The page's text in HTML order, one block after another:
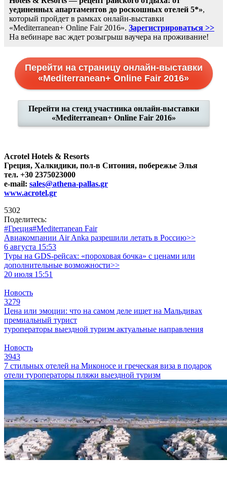
уединенных апартаментов до роскошных отелей 5*»,
который пройдет в рамках онлайн-выставки
«Mediterranean+ Online Fair 2016». Зарегистрироваться >>
На вебинаре вас ждет розыгрыш ваучера на проживание!
Перейти на страницу онлайн-выставки
«Mediterranean+ Online Fair 2016»
Перейти на стенд участника онлайн-выставки
«Mediterranean+ Online Fair 2016»
Acrotel Hotels & Resorts
Греция, Халкидики, пол-в Ситония, побережье Элья
тел. +30 2375023000
e-mail: sales@athena-pallas.gr
www.acrotel.gr
5302
Поделитесь:
#Греция#Mediterranean Fair
Авиакомпании Air Anka разрешили летать в Россию>>
6 августа 15:53
Туры на GDS-рейсах: «пороховая бочка» с ценами или
дополнительные возможности>>
20 июля 15:51
Новость
3279
Цена или эмоции: что на самом деле ищет на Мальдивах
премиальный турист
туроператоры выездной туризм актуальные направления
Новость
3943
7 стильных отелей на Миконосе и греческая виза в подарок
отели туроператоры пляжи выездной туризм